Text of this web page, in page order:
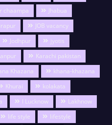
chaampa
Jhabua
JOB vacancy
Jodhpur
jyotis
Karachi pakistan
Khazana
khana-khazana
Khurai
kolakata
l Lucknow
Lakhnow
life style
lifestyle